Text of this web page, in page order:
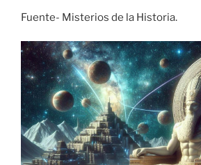
Fuente- Misterios de la Historia.